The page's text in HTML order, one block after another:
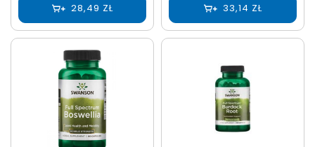
28,49 ZŁ 33,14 ZŁ